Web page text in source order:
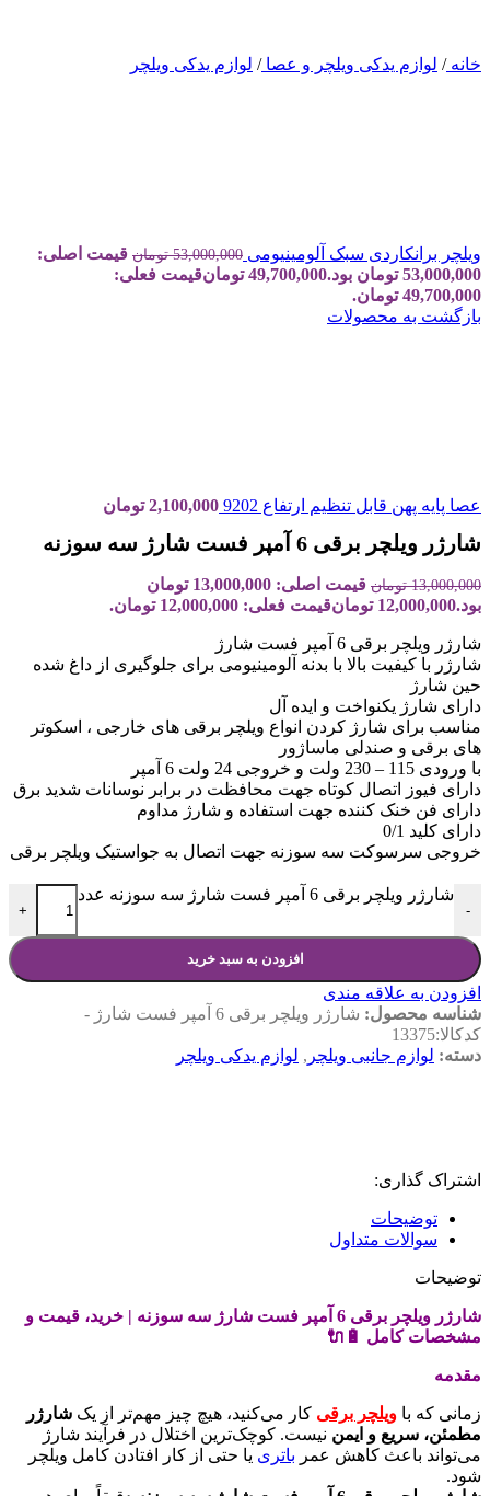
خانه/ لوازم یدکی ویلچر و عصا/ لوازم یدکی ویلچر
ویلچر برانکاردی سبک آلومینیومی 53,000,000 تومان قیمت اصلی:
53,000,000 تومان بود.
49,700,000 تومانقیمت فعلی:
49,700,000 تومان.
بازگشت به محصولات
عصا پایه پهن قابل تنظیم ارتفاع 9202 2,100,000 تومان
شارژر ویلچر برقی 6 آمپر فست شارژ سه سوزنه
13,000,000 تومان
قیمت اصلی: 13,000,000 تومان
بود.12,000,000 تومانقیمت فعلی: 12,000,000 تومان.
شارژر ویلچر برقی 6 آمپر فست شارژ
شارژر با کیفیت بالا با بدنه آلومینیومی برای جلوگیری از داغ شده
حین شارژ
دارای شارژ یکنواخت و ایده آل
مناسب برای شارژ کردن انواع ویلچر برقی های خارجی ، اسکوتر
های برقی و صندلی ماساژور
با ورودی 115 – 230 ولت و خروجی 24 ولت 6 آمپر
دارای فیوز اتصال کوتاه جهت محافظت در برابر نوسانات شدید برق
دارای فن خنک کننده جهت استفاده و شارژ مداوم
دارای کلید 0/1
خروجی سرسوکت سه سوزنه جهت اتصال به جواستیک ویلچر برقی
-
شارژر ویلچر برقی 6 آمپر فست شارژ سه سوزنه عدد
+
افزودن به سبد خرید
افزودن به علاقه مندی
شناسه محصول:
شارژر ویلچر برقی 6 آمپر فست شارژ -
کدکالا:13375
دسته: لوازم جانبی ویلچر , لوازم یدکی ویلچر
اشتراک گذاری:
توضیحات
سوالات متداول
توضیحات
شارژر ویلچر برقی 6 آمپر فست شارژ سه سوزنه | خرید، قیمت و
مشخصات کامل 🔋🔌
مقدمه
زمانی که با ویلچر برقی کار می‌کنید، هیچ چیز مهم‌تر از یک شارژر
مطمئن، سریع و ایمن نیست. کوچک‌ترین اختلال در فرآیند شارژ
می‌تواند باعث کاهش عمر باتری یا حتی از کار افتادن کامل ویلچر
شود.